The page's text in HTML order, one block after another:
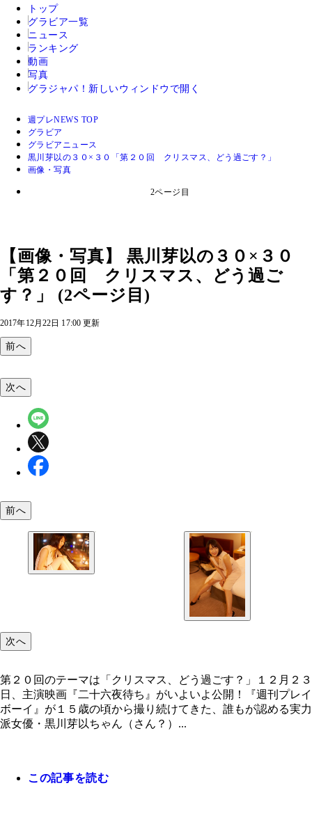
トップ
グラビア一覧
ニュース
ランキング
動画
写真
グラジャパ！ 新しいウィンドウで開く
週プレNEWS TOP
グラビア
グラビアニュース
黒川芽以の３０×３０「第２０回 クリスマス、どう過ごす？」
画像・写真
2ページ目
【画像・写真】 黒川芽以の３０×３０
「第２０回 クリスマス、どう過ご
す？」 (2ページ目)
2017年12月22日 17:00 更新
前へ
第２０回のテーマは「クリスマス、どう過ごす？」
次へ
前へ
次へ
第２０回のテーマは「クリスマス、どう過ごす？」１２月２３
日、主演映画『二十六夜待ち』がいよいよ公開！『週刊プレイ
ボーイ』が１５歳の頃から撮り続けてきた、誰もが認める実力
派女優・黒川芽以ちゃん（さん？）...
この記事を読む